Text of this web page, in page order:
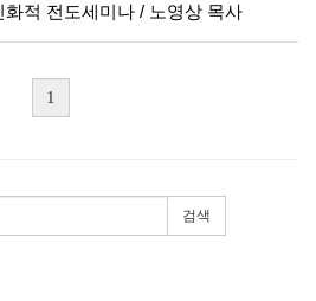
화적 전도세미나 / 노영상 목사
1
검색